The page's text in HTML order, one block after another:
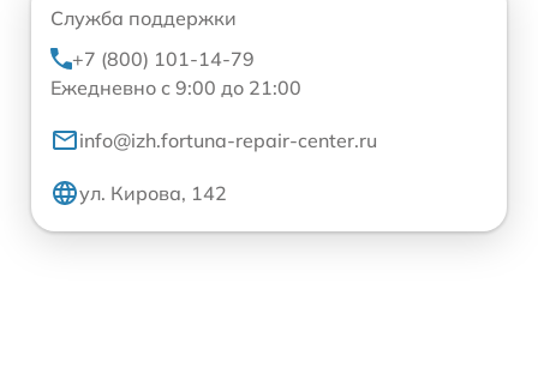
Служба поддержки
+7 (800) 101-14-79
Ежедневно с 9:00 до 21:00
info@izh.fortuna-repair-center.ru
ул. Кирова, 142